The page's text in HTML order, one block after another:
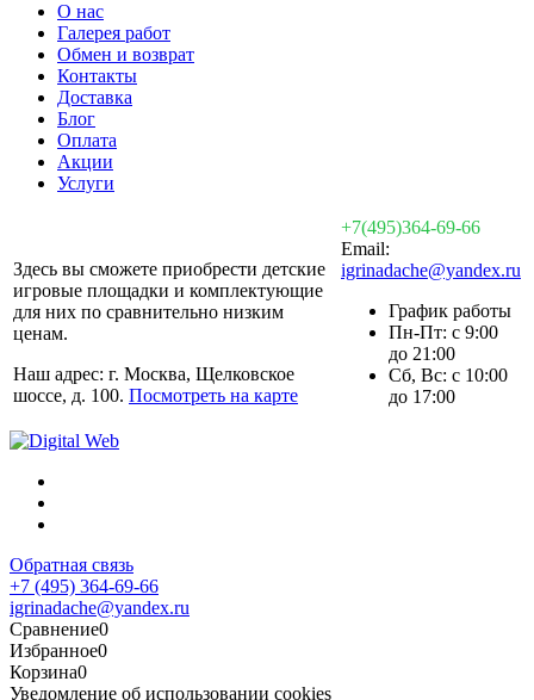
О нас
Галерея работ
Обмен и возврат
Контакты
Доставка
Блог
Оплата
Акции
Услуги
Здесь вы сможете приобрести детские
игровые площадки и комплектующие
для них по сравнительно низким
ценам.
Наш адрес: г. Москва, Щелковское
шоссе, д. 100. Посмотреть на карте
+7(495)364-69-66
Email:
igrinadache@yandex.ru
График работы
Пн-Пт: с 9:00
до 21:00
Сб, Вс: с 10:00
до 17:00
Обратная связь
+7 (495) 364-69-66
igrinadache@yandex.ru
Сравнение0
Избранное0
Корзина0
Уведомление об использовании cookies